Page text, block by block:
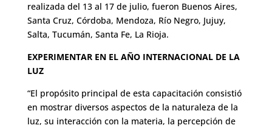
realizada del 13 al 17 de julio, fueron Buenos Aires,
Santa Cruz, Córdoba, Mendoza, Río Negro, Jujuy,
Salta, Tucumán, Santa Fe, La Rioja.
EXPERIMENTAR EN EL AÑO INTERNACIONAL DE LA
LUZ
“El propósito principal de esta capacitación consistió
en mostrar diversos aspectos de la naturaleza de la
luz, su interacción con la materia, la percepción de